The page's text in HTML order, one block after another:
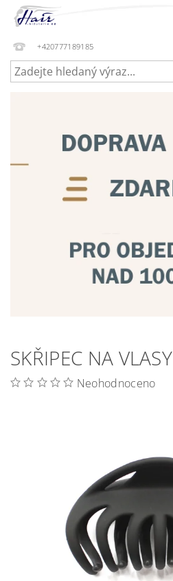
+420777189185
SKŘIPEC NA VLASY
Neohodnoceno